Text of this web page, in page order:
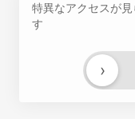
特異なアクセスが
す
›